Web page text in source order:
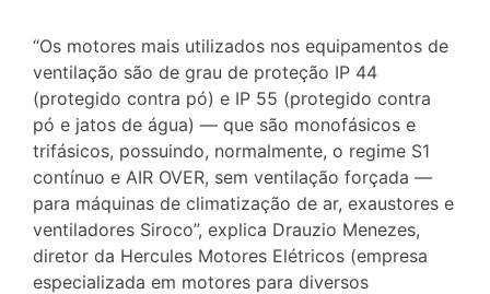
“Os motores mais utilizados nos equipamentos de
ventilação são de grau de proteção IP 44
(protegido contra pó) e IP 55 (protegido contra
pó e jatos de água) — que são monofásicos e
trifásicos, possuindo, normalmente, o regime S1
contínuo e AIR OVER, sem ventilação forçada —
para máquinas de climatização de ar, exaustores e
ventiladores Siroco”, explica Drauzio Menezes,
diretor da Hercules Motores Elétricos (empresa
especializada em motores para diversos